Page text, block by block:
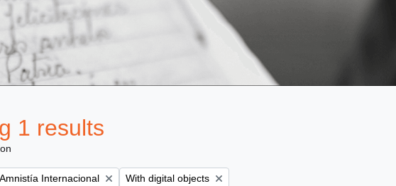
1 results
Remove filter:
Amnistía Internacional Remove filter:
With digital objects